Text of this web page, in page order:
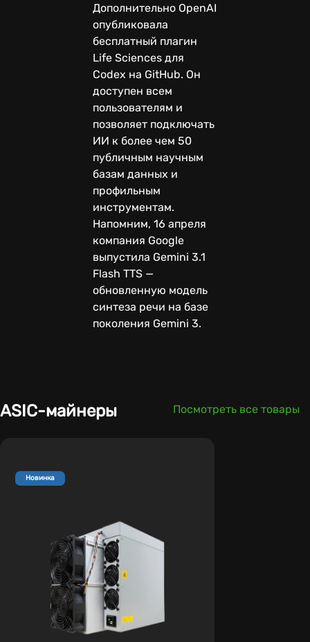
Дополнительно OpenAI
опубликовала
бесплатный плагин
Life Sciences для
Codex на GitHub. Он
доступен всем
пользователям и
позволяет подключать
ИИ к более чем 50
публичным научным
базам данных и
профильным
инструментам.
Напомним, 16 апреля
компания Google
выпустила Gemini 3.1
Flash TTS —
обновленную модель
синтеза речи на базе
поколения Gemini 3.
ASIC-майнеры Посмотреть все товары
Новинка